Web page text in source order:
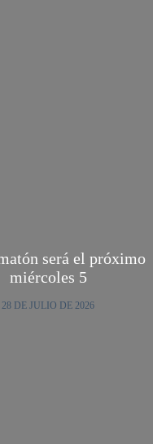
será el próximo
miércoles 5
28 DE JULIO DE 2026